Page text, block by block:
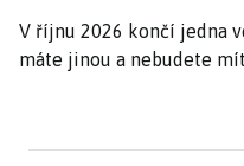
V říjnu 2026 končí jedna
máte jinou a nebudete